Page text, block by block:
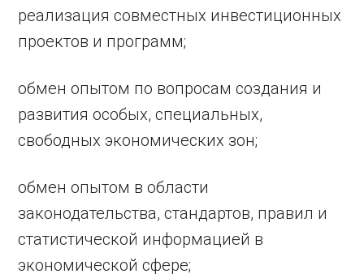
реализация совместных инвестиционных
проектов и программ;
обмен опытом по вопросам создания и
развития особых, специальных,
свободных экономических зон;
обмен опытом в области
законодательства, стандартов, правил и
статистической информацией в
экономической сфере;